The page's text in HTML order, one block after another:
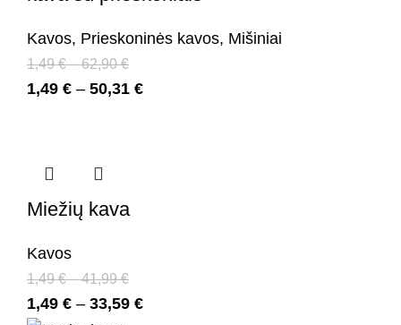
Kavos, Prieskoninės kavos, Mišiniai
1,49€ – 62,90€
1,49 € – 50,31 €
Miežių kava
Kavos
1,49€ – 41,99€
1,49 € – 33,59 €